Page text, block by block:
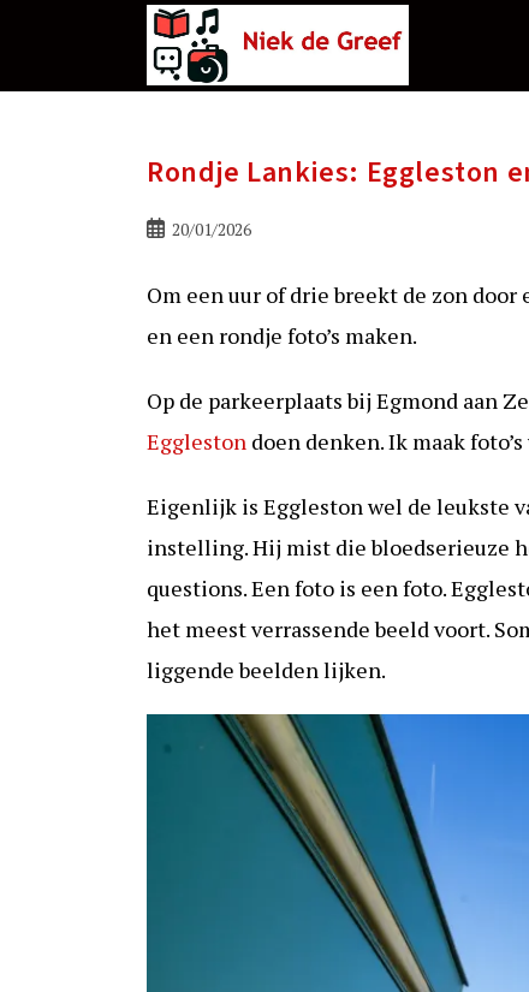
Rondje Lankies: Eggleston
Bericht20/01/2026
Om een uur of drie breekt de zon
en een rondje foto’s maken.
Op de parkeerplaats bij Egmond aan
Eggleston doen denken. Ik maak
Eigenlijk is Eggleston wel de leukste
instelling. Hij mist die bloedserieuze
questions. Een foto is een foto.
het meest verrassende beeld voort.
liggende beelden lijken.